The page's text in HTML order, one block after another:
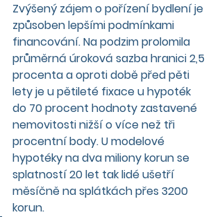
Zvýšený zájem o pořízení bydlení je
způsoben lepšími podmínkami
financování. Na podzim prolomila
průměrná úroková sazba hranici 2,5
procenta a oproti době před pěti
lety je u pětileté fixace u hypoték
do 70 procent hodnoty zastavené
nemovitosti nižší o více než tři
procentní body. U modelové
hypotéky na dva miliony korun se
splatností 20 let tak lidé ušetří
měsíčně na splátkách přes 3200
korun.